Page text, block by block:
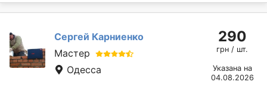
Сергей Карниенко
Мастер
Одесса
290
грн / шт.
Указана на
04.08.2026